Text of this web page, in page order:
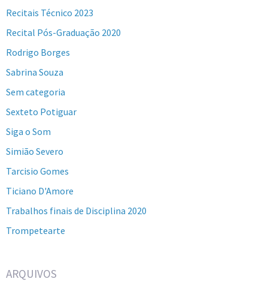
Recitais Técnico 2023
Recital Pós-Graduação 2020
Rodrigo Borges
Sabrina Souza
Sem categoria
Sexteto Potiguar
Siga o Som
Simião Severo
Tarcisio Gomes
Ticiano D'Amore
Trabalhos finais de Disciplina 2020
Trompetearte
ARQUIVOS